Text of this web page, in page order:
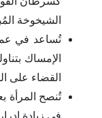
الشيخوخة
تُساعد في
الإمساك
القضاء على
تُنصح المرأة
في زيادة